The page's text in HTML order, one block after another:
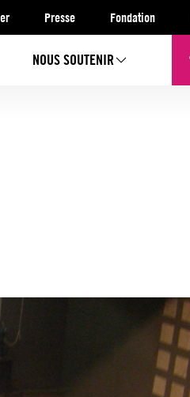
Presse Fondation
NOUS SOUTENIR